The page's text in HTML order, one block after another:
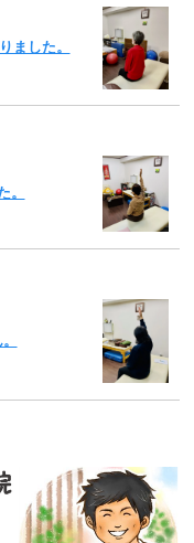
ました。
。